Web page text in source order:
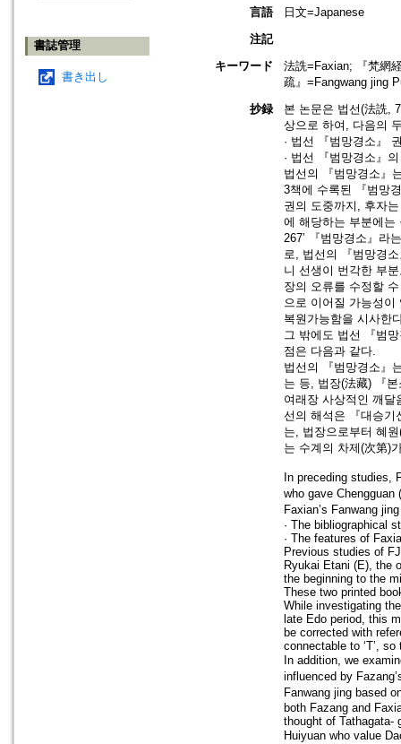
書誌管理
書き出し
言語
日文=Japanese
注記
キーワード
法詵=Faxian; 『梵網
疏』=Fangwang jing
抄録
본 논문은 법선(法詵,
상으로 하여, 다음의
· 법선 『범망경소』
· 법선 『범망경소』
법선의 『범망경소』
3책에 수록된 『범망
권의 도중까지, 후자
에 해당하는 부분에는
267’ 『범망경소』라
로, 법선의 『범망경
니 선생이 번각한 부
장의 오류를 수정할
으로 이어질 가능성
복원가능함을 시사한
그 밖에도 법선 『범
점은 다음과 같다.
법선의 『범망경소』
는 등, 법장(法藏) 『
여래장 사상적인 깨
선의 해석은 『대승기
는, 법장으로부터 혜
는 수계의 차제(次第)
In preceding studies,
who gave
Faxian’s Fanwang
· The bibliographical
· The features of
Previous studies of
Ryukai Etani (E), the
the beginning to the
These two printed
While investigating
late Edo period, this
be corrected with
connectable to ‘T’,
In addition, we
influenced by
Fanwang jing based
both Fazang and
thought of Tathagata-
Huiyuan who value